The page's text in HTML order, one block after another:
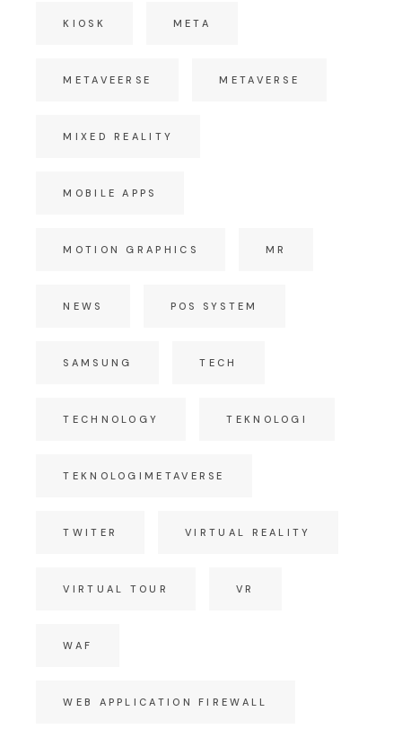
KIOSK META
METAVEERSE METAVERSE
MIXED REALITY
MOBILE APPS
MOTION GRAPHICS MR
NEWS POS SYSTEM
SAMSUNG TECH
TECHNOLOGY TEKNOLOGI
TEKNOLOGIMETAVERSE
TWITER VIRTUAL REALITY
VIRTUAL TOUR VR
WAF
WEB APPLICATION FIREWALL